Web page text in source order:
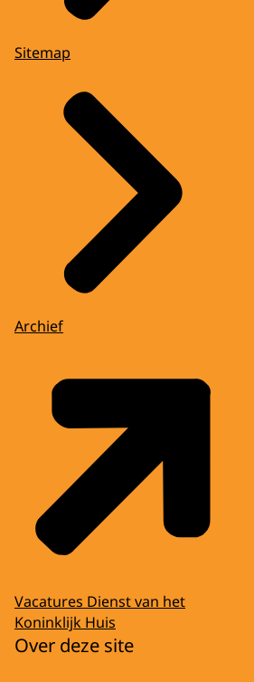
Sitemap
Archief
Vacatures Dienst van het
Koninklijk Huis
Over deze site